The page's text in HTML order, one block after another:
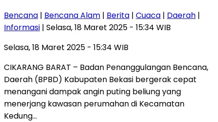
Bencana | Bencana Alam | Berita | Cuaca | Daerah |
Informasi | Selasa, 18 Maret 2025 - 15:34 WIB
Selasa, 18 Maret 2025 - 15:34 WIB
CIKARANG BARAT – Badan Penanggulangan Bencana,
Daerah (BPBD) Kabupaten Bekasi bergerak cepat
menangani dampak angin puting beliung yang
menerjang kawasan perumahan di Kecamatan
Kedung…